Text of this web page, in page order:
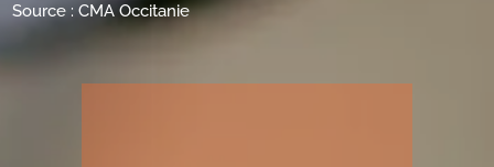
Source : CMA Occitanie